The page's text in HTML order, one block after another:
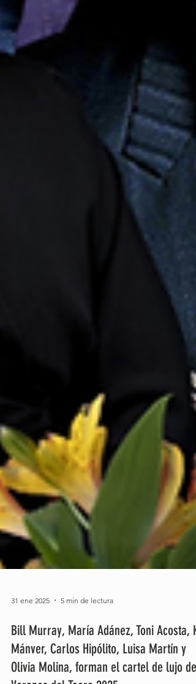
31 ene 2025 5 min de lectura
Bill Murray, María Adánez, Toni Acosta,